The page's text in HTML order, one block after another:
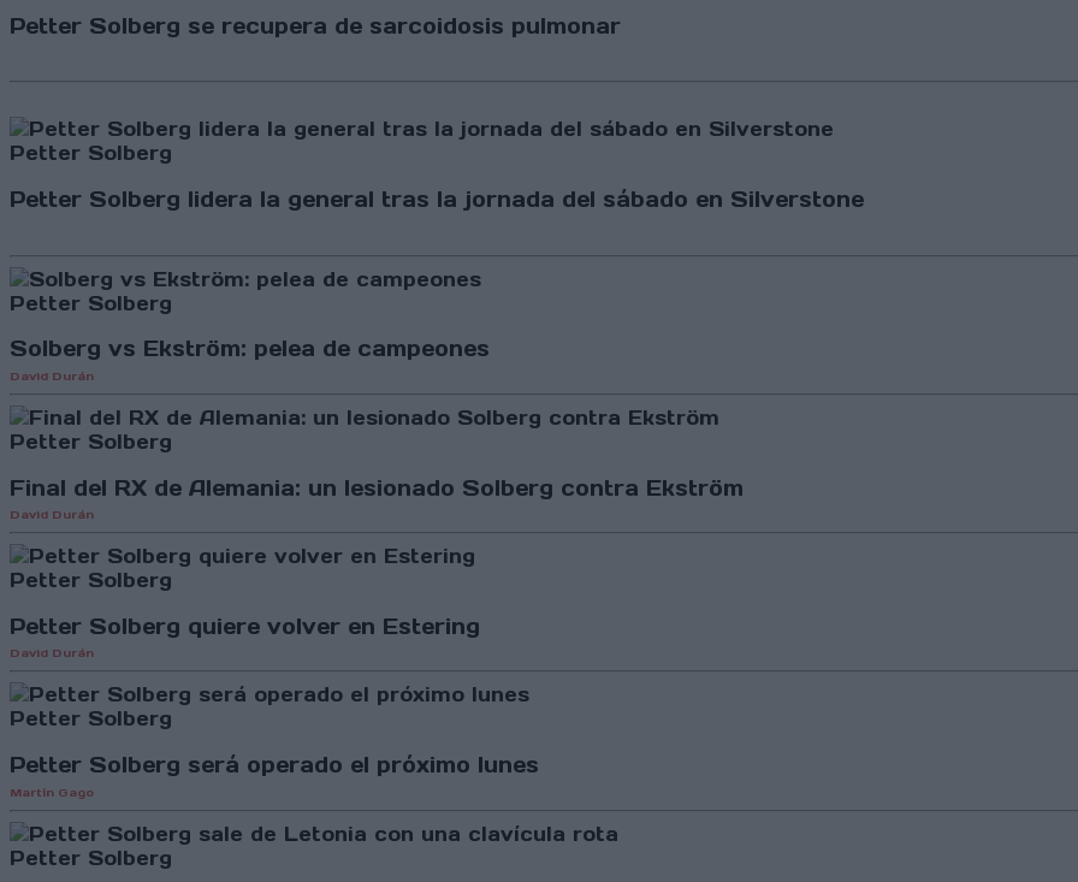
Petter Solberg se recupera de sarcoidosis pulmonar
Petter Solberg
Petter Solberg lidera la general tras la jornada del sábado en Silverstone
Petter Solberg
Solberg vs Ekström: pelea de campeones
David Durán
Petter Solberg
Final del RX de Alemania: un lesionado Solberg contra Ekström
David Durán
Petter Solberg
Petter Solberg quiere volver en Estering
David Durán
Petter Solberg
Petter Solberg será operado el próximo lunes
Martín Gago
Petter Solberg